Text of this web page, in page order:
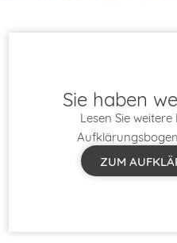
Sie haben
Lesen Sie
ZUM